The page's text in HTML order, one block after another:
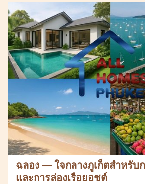
ฉลอง — ใจกลางภูเก็ตสำหรับ
และการล่องเรือยอชต์